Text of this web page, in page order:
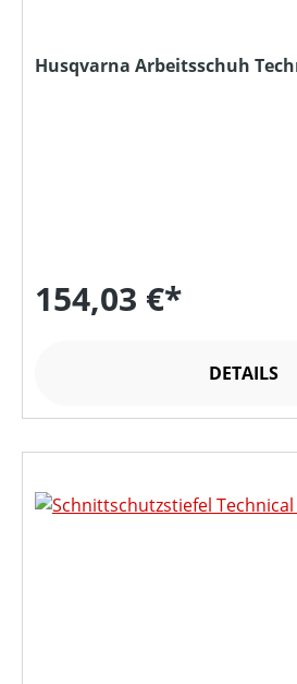
Husqvarna Arbeitsschuh
154,03 €*
DETAILS